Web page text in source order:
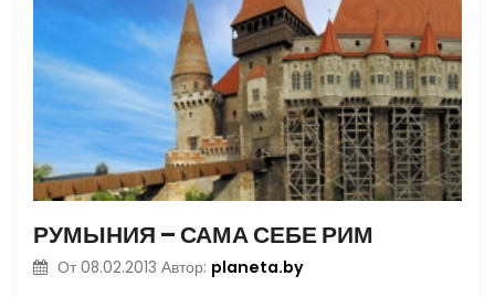
РУМЫНИЯ – САМА СЕБЕ РИМ
От 08.02.2013 Автор: planeta.by